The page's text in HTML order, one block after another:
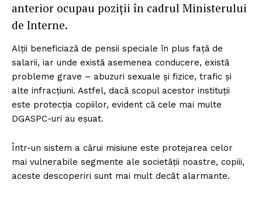
anterior ocupau poziții în cadrul Ministerului
de Interne.
Alții beneficiază de pensii speciale în plus față de
salarii, iar unde există asemenea conducere, există
probleme grave – abuzuri sexuale și fizice, trafic și
alte infracțiuni. Astfel, dacă scopul acestor instituții
este protecția copiilor, evident că cele mai multe
DGASPC-uri au eșuat.
Într-un sistem a cărui misiune este protejarea celor
mai vulnerabile segmente ale societății noastre, copiii,
aceste descoperiri sunt mai mult decât alarmante.